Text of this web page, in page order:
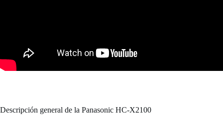
Descripción general de la Panasonic HC-X2100